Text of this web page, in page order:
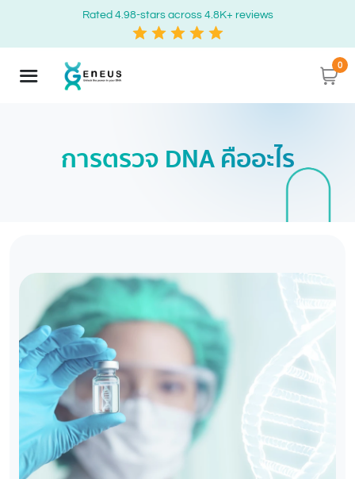
Rated 4.98-stars across 4.8K+ reviews
0
การตรวจ DNA คืออะไร